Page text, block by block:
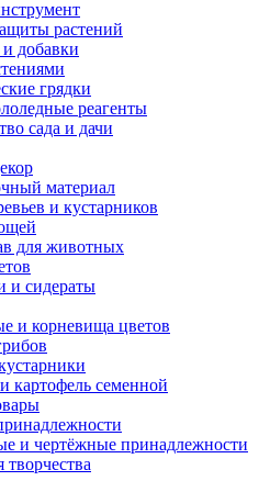
растений
добавки
грядки
реагенты
сада и дачи
материал
и кустарников
для животных
и сидераты
и корневища цветов
картофель семенной
и чертёжные принадлежности